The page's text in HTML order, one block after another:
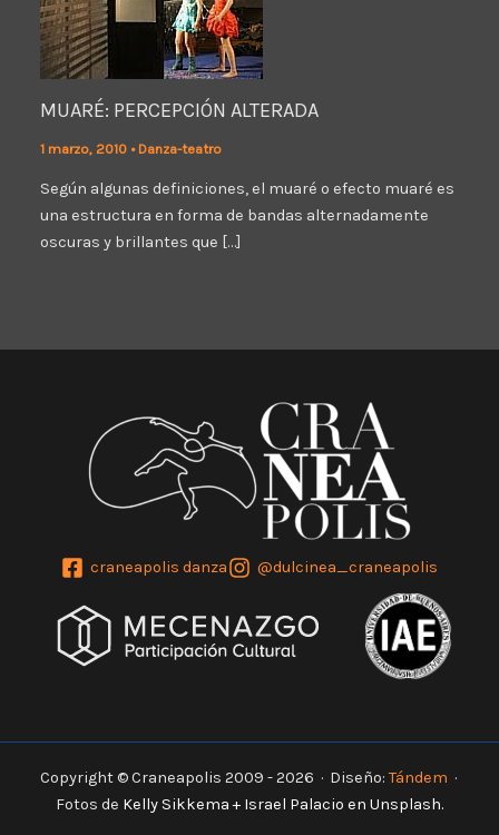
MUARÉ: PERCEPCIÓN ALTERADA
1 marzo, 2010 • Danza-teatro
Según algunas definiciones, el muaré o efecto muaré es
una estructura en forma de bandas alternadamente
oscuras y brillantes que […]
craneapolis danza @dulcinea_craneapolis
Copyright © Craneapolis 2009 - 2026 · Diseño:Tándem ·
Fotos de Kelly Sikkema+ Israel Palacio en Unsplash.